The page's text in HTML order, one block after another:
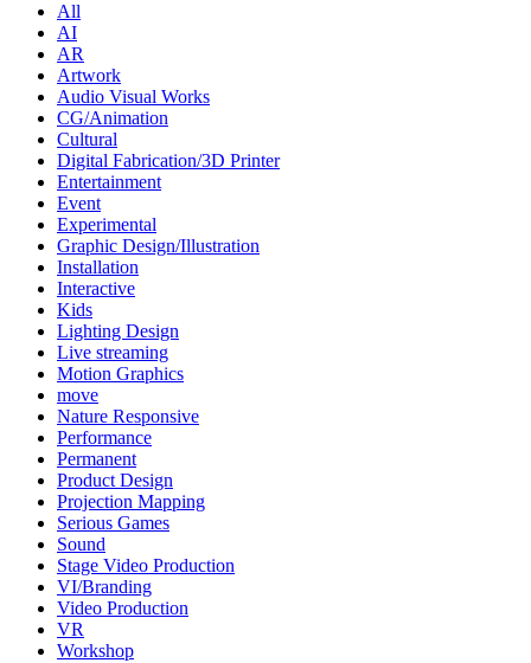
All
AI
AR
Artwork
Audio Visual Works
CG/Animation
Cultural
Digital Fabrication/3D Printer
Entertainment
Event
Experimental
Graphic Design/Illustration
Installation
Interactive
Kids
Lighting Design
Live streaming
Motion Graphics
move
Nature Responsive
Performance
Permanent
Product Design
Projection Mapping
Serious Games
Sound
Stage Video Production
VI/Branding
Video Production
VR
Workshop